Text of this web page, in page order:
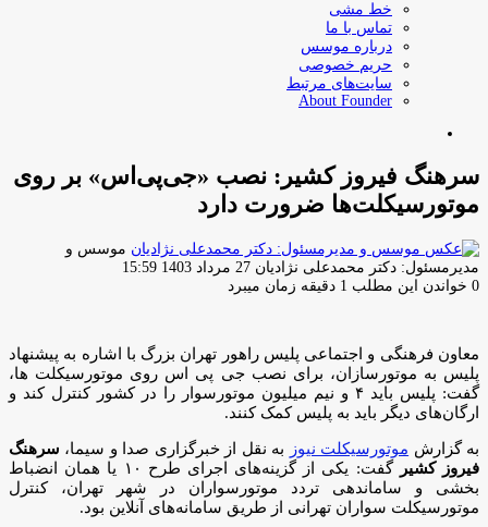
خط مشی
تماس با ما
درباره موسس
حریم خصوصی
سایت‌های مرتبط
About Founder
سرهنگ فیروز کشیر: نصب «جی‌پی‌اس» بر روی
موتورسیکلت‌ها ضرورت دارد
موسس و
مدیرمسئول: دکتر محمدعلی نژادیان ارسال
ایمیل
27 مرداد 1403 15:59
0 خواندن این مطلب 1 دقیقه زمان میبرد
معاون فرهنگی و اجتماعی پلیس راهور تهران بزرگ با اشاره به پیشنهاد
پلیس به موتورسازان، برای نصب جی پی اس روی موتورسیکلت ها،
گفت: پلیس باید ۴ و نیم میلیون موتورسوار را در کشور کنترل کند و
ارگان‌های دیگر باید به پلیس کمک کنند.
به گزارش موتورسیکلت نیوز به نقل از خبرگزاری صدا و سیما، سرهنگ
فیروز کشیر
گفت: یکی از گزینه‌های اجرای طرح ۱۰ یا همان انضباط
بخشی و ساماندهی تردد موتورسواران در شهر تهران، کنترل
موتورسیکلت سواران تهرانی از طریق سامانه‌های آنلاین بود.